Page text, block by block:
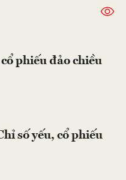
phiếu đảo chiều
số yếu, cổ phiếu